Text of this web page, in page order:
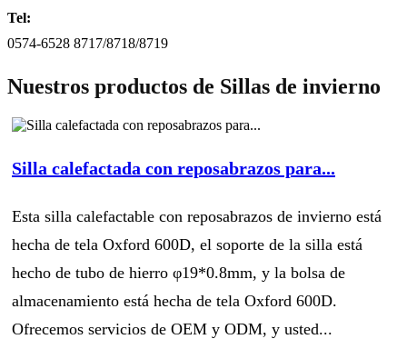
Tel:
0574-6528 8717/8718/8719
Nuestros productos de Sillas de invierno
Silla calefactada con reposabrazos para...
Esta silla calefactable con reposabrazos de invierno está
hecha de tela Oxford 600D, el soporte de la silla está
hecho de tubo de hierro φ19*0.8mm, y la bolsa de
almacenamiento está hecha de tela Oxford 600D.
Ofrecemos servicios de OEM y ODM, y usted...